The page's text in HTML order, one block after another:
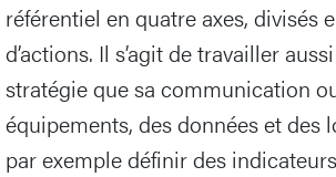
référentiel en quatre axes, divisés
d’actions. Il s’agit de travailler
stratégie que sa communication
équipements, des données et des
par exemple définir des